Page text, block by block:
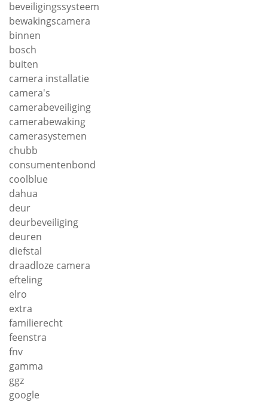
beveiligingssysteem
bewakingscamera
binnen
bosch
buiten
camera installatie
camera's
camerabeveiliging
camerabewaking
camerasystemen
chubb
consumentenbond
coolblue
dahua
deur
deurbeveiliging
deuren
diefstal
draadloze camera
efteling
elro
extra
familierecht
feenstra
fnv
gamma
ggz
google